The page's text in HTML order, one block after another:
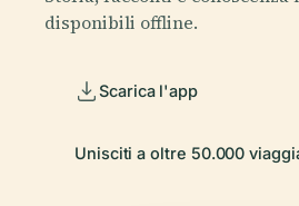
disponibili offline.
Scarica l'app
Unisciti a oltre 50.000